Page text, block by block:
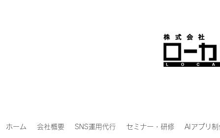
ホーム 会社概要 SNS運用代行 セミナー・研修 AIアプリ制